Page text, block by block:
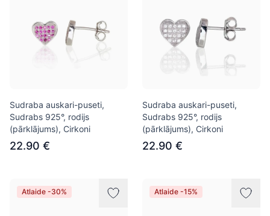
Sudraba auskari-puseti,
Sudrabs 925°, rodijs
(pārklājums), Cirkoni
22.90 €
Sudraba auskari-puseti,
Sudrabs 925°, rodijs
(pārklājums), Cirkoni
22.90 €
Atlaide -30% Atlaide -15%